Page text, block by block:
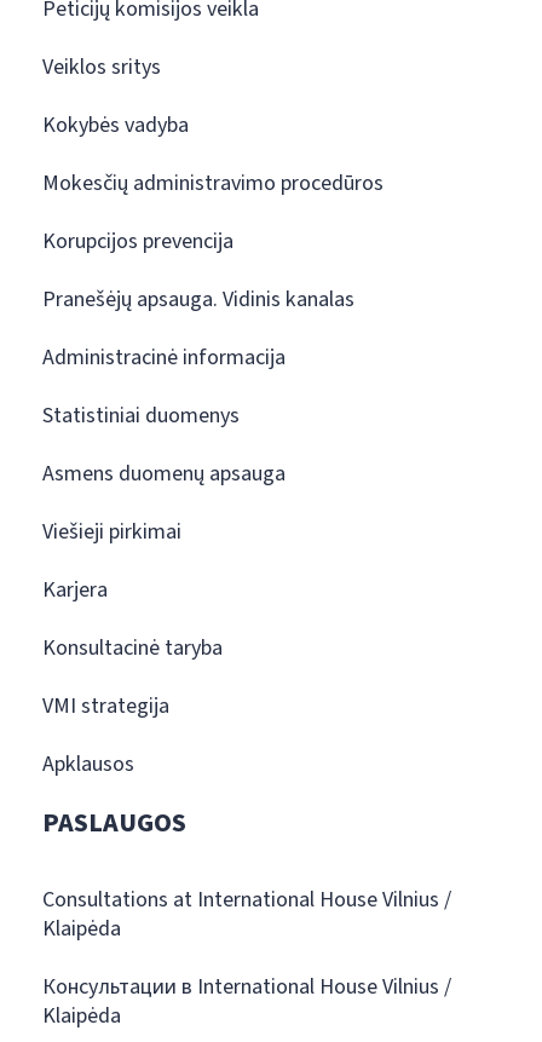
Peticijų komisijos veikla
Veiklos sritys
Kokybės vadyba
Mokesčių administravimo procedūros
Korupcijos prevencija
Pranešėjų apsauga. Vidinis kanalas
Administracinė informacija
Statistiniai duomenys
Asmens duomenų apsauga
Viešieji pirkimai
Karjera
Konsultacinė taryba
VMI strategija
Apklausos
PASLAUGOS
Consultations at International House Vilnius /
Klaipėda
Консультации в International House Vilnius /
Klaipėda